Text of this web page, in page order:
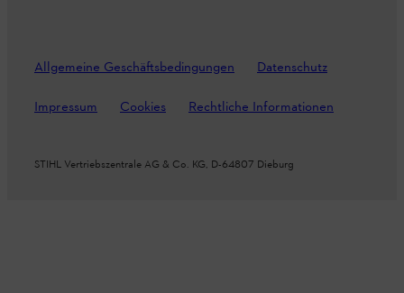
Allgemeine Geschäftsbedingungen Datenschutz
Impressum Cookies Rechtliche Informationen
STIHL Vertriebszentrale AG & Co. KG, D-64807 Dieburg